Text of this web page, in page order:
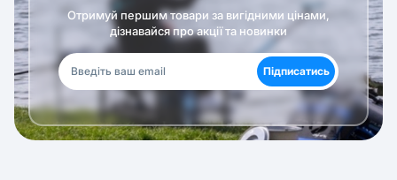
Отримуй першим товари за вигідними цінами,
дізнавайся про акції та новинки
Підписатись